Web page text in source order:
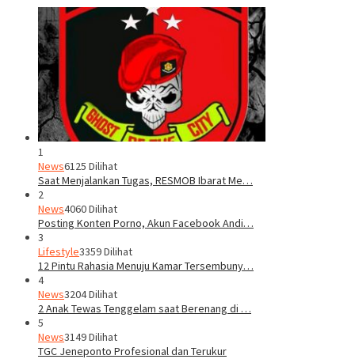
1
News6125 Dilihat
Saat Menjalankan Tugas, RESMOB Ibarat Me…
2
News4060 Dilihat
Posting Konten Porno, Akun Facebook Andi…
3
Lifestyle3359 Dilihat
12 Pintu Rahasia Menuju Kamar Tersembuny…
4
News3204 Dilihat
2 Anak Tewas Tenggelam saat Berenang di …
5
News3149 Dilihat
TGC Jeneponto Profesional dan Terukur